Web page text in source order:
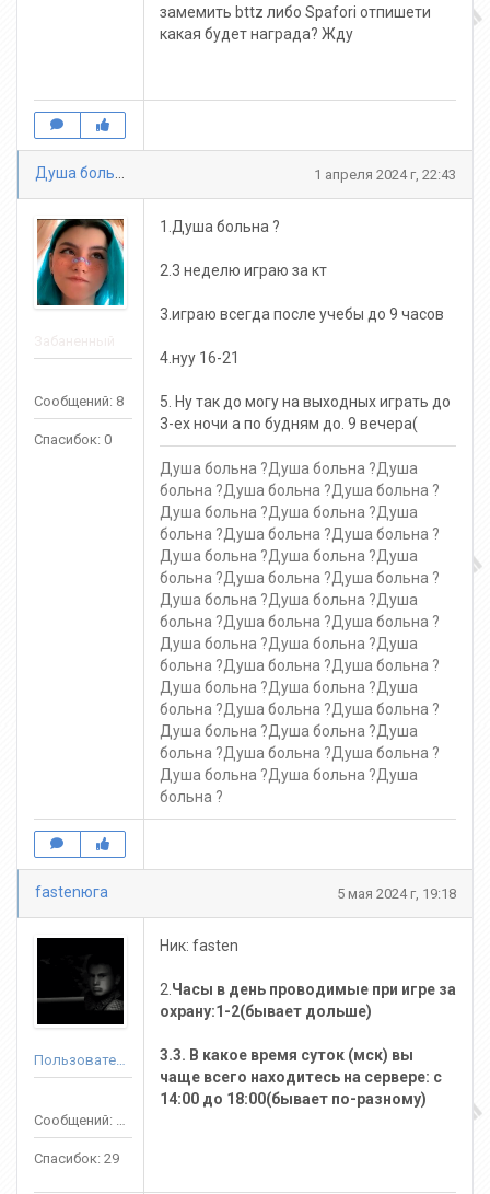
замемить bttz либо Spafori отпишети
какая будет награда? Жду
1 апреля 2024 г, 22:43
Сообщений: 8
Спасибок: 0
1.Душа больна ?
2.3 неделю играю за кт
3.играю всегда после учебы до 9 часов
4.нуу 16-21
5. Ну так до могу на выходных играть до
3-ех ночи а по будням до. 9 вечера(
Душа больна ?Душа больна ?Душа
больна ?Душа больна ?Душа больна ?
Душа больна ?Душа больна ?Душа
больна ?Душа больна ?Душа больна ?
Душа больна ?Душа больна ?Душа
больна ?Душа больна ?Душа больна ?
Душа больна ?Душа больна ?Душа
больна ?Душа больна ?Душа больна ?
Душа больна ?Душа больна ?Душа
больна ?Душа больна ?Душа больна ?
Душа больна ?Душа больна ?Душа
больна ?Душа больна ?Душа больна ?
Душа больна ?Душа больна ?Душа
больна ?Душа больна ?Душа больна ?
Душа больна ?Душа больна ?Душа
больна ?
fastenюга 5 мая 2024 г, 19:18
Спасибок: 29
Ник: fasten
2. Часы в день проводимые при игре за
охрану:1-2(бывает дольше)
3.3. В какое время суток (мск) вы
чаще всего находитесь на сервере: с
14:00 до 18:00(бывает по-разному)